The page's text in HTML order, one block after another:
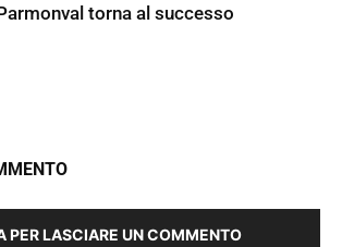
torna al successo
PER LASCIARE UN COMMENTO